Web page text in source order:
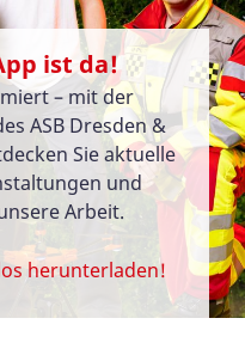
ist da!
– mit der
ASB Dresden &
Sie aktuelle
und
Arbeit.
herunterladen!